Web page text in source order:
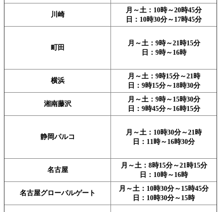
川崎
月～土：10時～20時45分
日：10時30分～17時45分
町田
月～土：9時～21時15分
日：9時～16時
横浜
月～土：9時15分～21時
日：9時15分～18時30分
湘南藤沢
月～土：9時～15時30分
日：9時45分～16時15分
静岡パルコ
月～土：10時30分～21時
日：11時～16時30分
名古屋
月～土：8時15分～21時15分
日：10時～16時
名古屋グローバルゲート
月～土：10時30分～15時45分
日：10時30分～15時